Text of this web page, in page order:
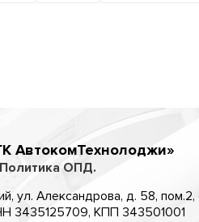
АвтокомТехнолоджи»
Политика ОПД.
ул. Александрова, д. 58,
3435125709, КПП 343501001